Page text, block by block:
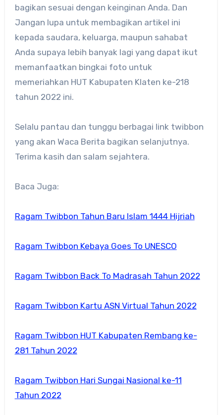
bagikan sesuai dengan keinginan Anda. Dan
Jangan lupa untuk membagikan artikel ini
kepada saudara, keluarga, maupun sahabat
Anda supaya lebih banyak lagi yang dapat ikut
memanfaatkan bingkai foto untuk
memeriahkan HUT Kabupaten Klaten ke-218
tahun 2022 ini.
Selalu pantau dan tunggu berbagai link twibbon
yang akan Waca Berita bagikan selanjutnya.
Terima kasih dan salam sejahtera.
Baca Juga:
Ragam Twibbon Tahun Baru Islam 1444 Hijriah
Ragam Twibbon Kebaya Goes To UNESCO
Ragam Twibbon Back To Madrasah Tahun 2022
Ragam Twibbon Kartu ASN Virtual Tahun 2022
Ragam Twibbon HUT Kabupaten Rembang ke-
281 Tahun 2022
Ragam Twibbon Hari Sungai Nasional ke-11
Tahun 2022